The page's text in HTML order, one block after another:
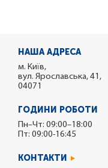
НАША АДРЕСА
м. Київ,
вул. Ярославська, 41,
04071
ГОДИНИ РОБОТИ
Пн–Чт: 09:00–18:00
Пт: 09:00-16:45
КОНТАКТИ